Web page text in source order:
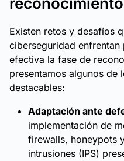
Existen retos y desafíos
ciberseguridad
efectiva la fase de
presentamos algunos de
destacables:
Adaptación ante
implementación de
firewalls, honeypots
intrusiones (IPS)